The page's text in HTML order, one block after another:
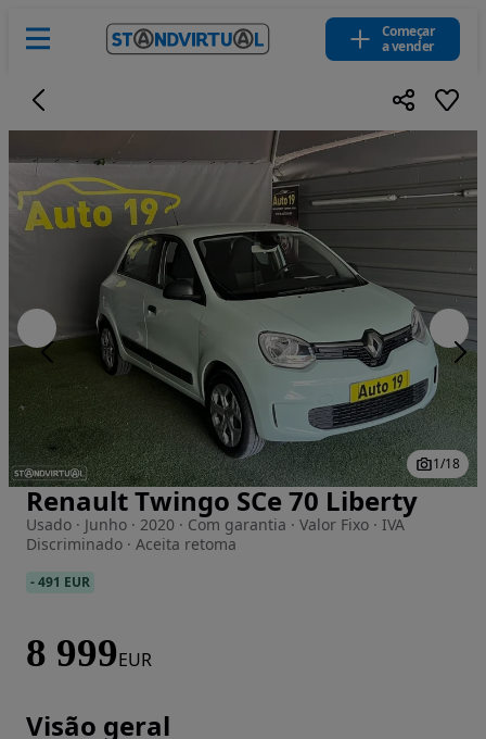
Começar
a vender
Imagem 1 de 18
1/18
Renault Twingo SCe 70 Liberty
Usado · Junho · 2020 · Com garantia · Valor Fixo · IVA
Discriminado · Aceita retoma
-491 EUR
8 999EUR
Visão geral